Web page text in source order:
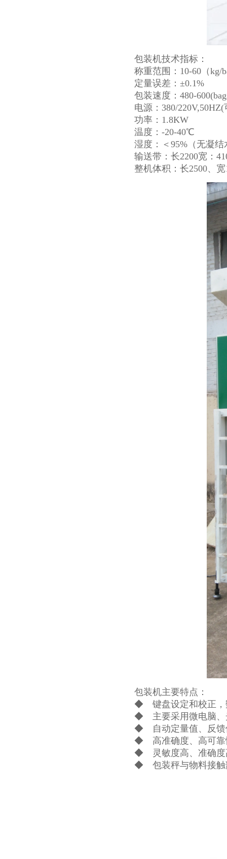
包装机技术指标：
称重范围：10-60（kg/
定量误差：±0.1%
包装速度：480-
电源：380/220V,50HZ(
功率：1.8KW
温度：-20-40℃
湿度：＜95%（无凝结
输送带：长2200宽：
整机体积：长2500、
包装机主要特点：
◆ 键盘设定和校正，
◆ 主要采用微电脑、
◆ 自动定量值、反馈
◆ 高准确度、高可靠
◆ 灵敏度高、准确度
◆ 包装秤与物料接触